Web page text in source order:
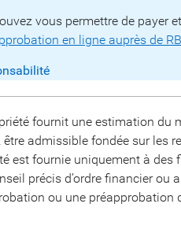
vous permettre de payer
en ligne auprès de
fournit une estimation du
admissible fondée sur les
est fournie uniquement à des
précis d’ordre financier ou
ou une préapprobation